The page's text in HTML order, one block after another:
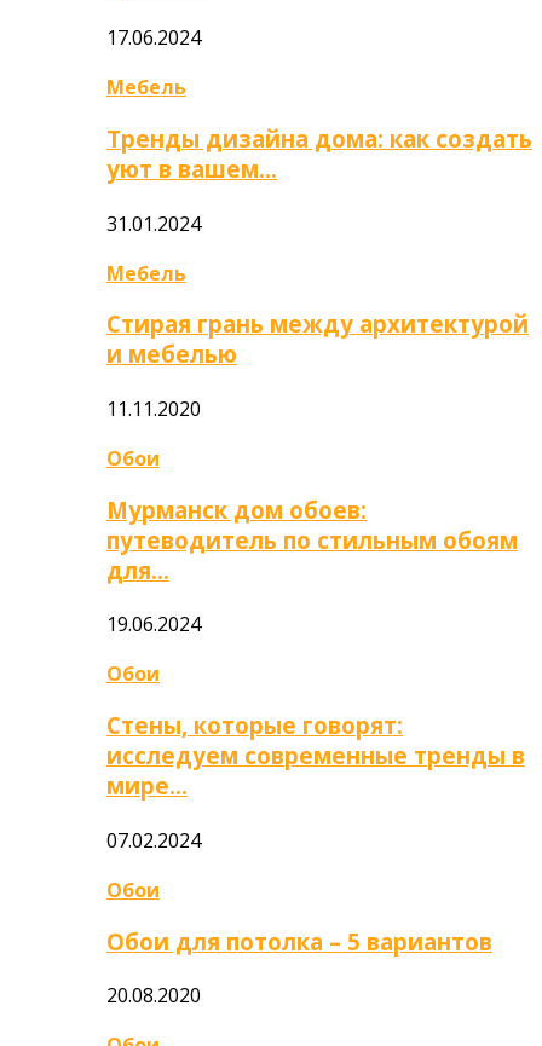
17.06.2024
Мебель
Тренды дизайна дома: как создать
уют в вашем…
31.01.2024
Мебель
Стирая грань между архитектурой
и мебелью
11.11.2020
Обои
Мурманск дом обоев:
путеводитель по стильным обоям
для…
19.06.2024
Обои
Стены, которые говорят:
исследуем современные тренды в
мире…
07.02.2024
Обои
Обои для потолка – 5 вариантов
20.08.2020